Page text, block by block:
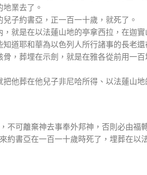
業去了。
子約書亞，正一百一十歲，就死了。
就是在以法蓮山地的亭拿西拉，在迦實
道耶和華為以色列人所行諸事的長老
骨，葬埋在示劍，就是在雅各從前用一
他葬在他兒子非尼哈所得、以法蓮山地
不可離棄神去事奉外邦神，否則必由福
約書亞在一百一十歲時死了，埋葬在以